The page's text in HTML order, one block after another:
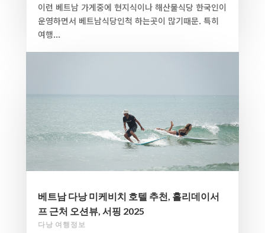
이런 베트남 가게중에 현지식이나 해산물식당 한국인이
운영하면서 베트남식당인척 하는곳이 많기때문. 특히
여행...
베트남 다낭 미케비치 호텔 추천, 홀리데이서
프 근처 오션뷰, 서핑 2025
다낭 여행정보